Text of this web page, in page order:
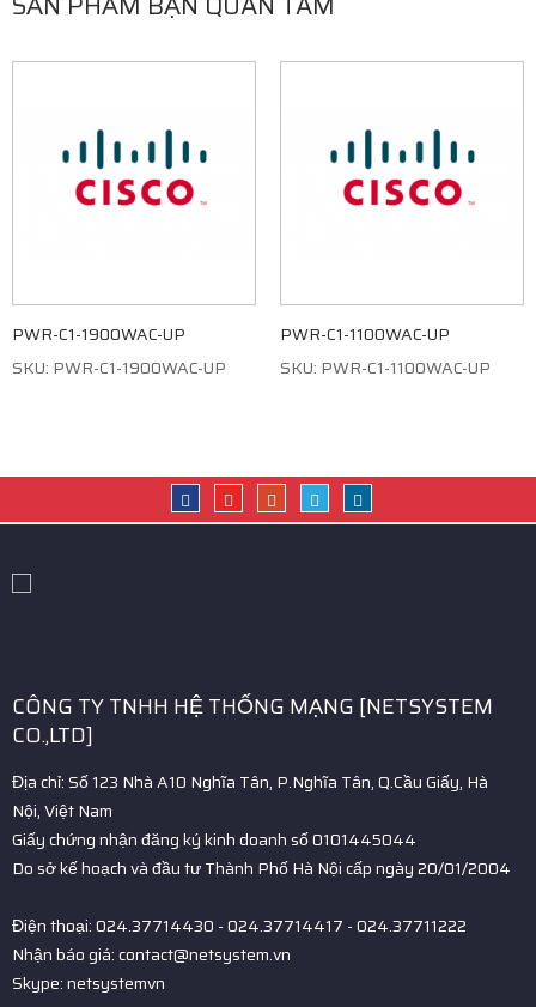
PWR-C1-1900WAC-UP
SKU: PWR-C1-1900WAC-UP
PWR-C1-1100WAC-UP
SKU: PWR-C1-1100WAC-UP
CÔNG TY TNHH HỆ THỐNG MẠNG [NETSYSTEM
CO.,LTD]
Địa chỉ: Số 123 Nhà A10 Nghĩa Tân, P.Nghĩa Tân, Q.Cầu Giấy, Hà
Nội, Việt Nam
Giấy chứng nhận đăng ký kinh doanh số 0101445044
Do sở kế hoạch và đầu tư Thành Phố Hà Nội cấp ngày 20/01/2004
Điện thoại: 024.37714430 - 024.37714417 - 024.37711222
Nhận báo giá: contact@netsystem.vn
Skype: netsystemvn